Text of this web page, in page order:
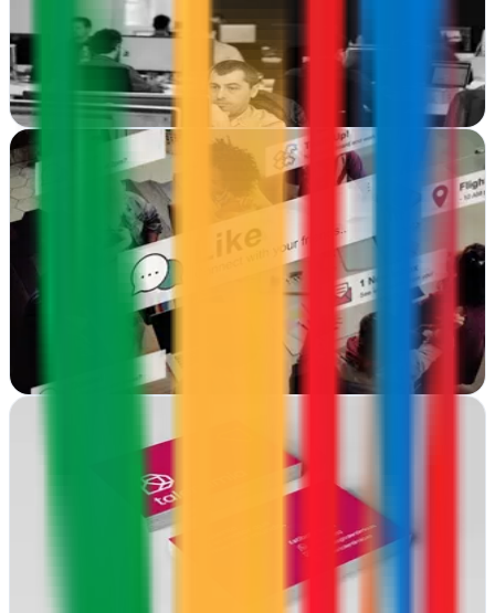
LIN3S transforma marcas en Bilbao con estrategia digital y diseño
web que convierte visitas en resultados medibles
Ver ficha completa
LoDigitalizo | Diseño Web y Comunicación en
Bilbao
Bilbao, Vizcaya
Diseño web y estrategias de comunicación digital para empresas en
Ver ficha completa
Bilbao, Vizcaya
Nayz transforma marcas en Bilbao mediante estrategia digital,
diseño visual y contenidos persuasivos que generan resultados